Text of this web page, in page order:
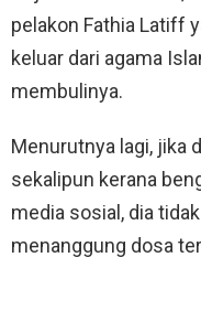
pelakon Fathia Latiff
keluar dari agama
membulinya.
Menurutnya lagi, jika
sekalipun kerana
media sosial, dia
menanggung dosa